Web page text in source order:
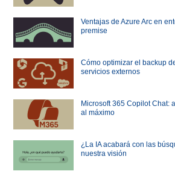
Ventajas de Azure Arc en
premise
Cómo optimizar el backup
servicios externos
Microsoft 365 Copilot Chat:
al máximo
¿La IA acabará con las
nuestra visión